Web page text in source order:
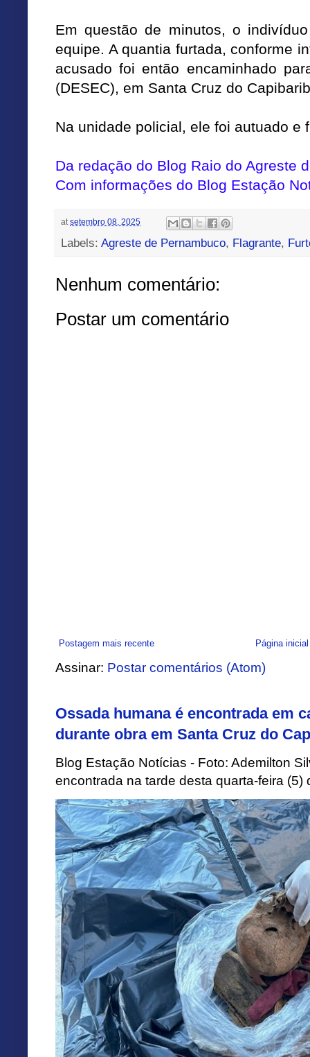
Em questão de minutos, o
equipe. A quantia furtada, conforme
acusado foi então encaminhado
(DESEC), em Santa Cruz do
Na unidade policial, ele foi autuado e
Da redação do Blog Raio do Agreste
Com informações do Blog Estação
at setembro 08, 2025
Labels: Agreste de Pernambuco, Flagrante,
Nenhum comentário:
Postar um comentário
Postagem mais recente Página inicial
Assinar: Postar comentários (Atom)
Ossada humana é encontrada em
durante obra em Santa Cruz do
Blog Estação Notícias - Foto: Ademilton
encontrada na tarde desta quarta-feira (5)